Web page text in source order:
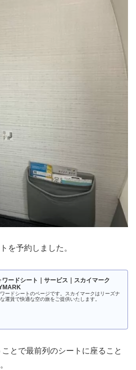
を予約しました。
ワードシート｜サービス｜スカイマーク
ードシートのページです。スカイマークはリーズナ
運賃で快適な空の旅をご提供いたします。
とで最前列のシートに座ること